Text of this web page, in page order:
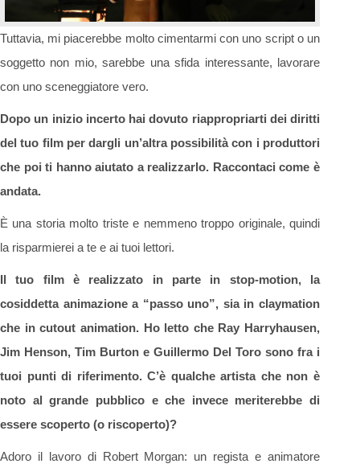
Tuttavia, mi piacerebbe molto cimentarmi con uno script o un
soggetto non mio, sarebbe una sfida interessante, lavorare
con uno sceneggiatore vero.
Dopo un inizio incerto hai dovuto riappropriarti dei diritti
del tuo film per dargli un’altra possibilità con i produttori
che poi ti hanno aiutato a realizzarlo. Raccontaci come è
andata.
È una storia molto triste e nemmeno troppo originale, quindi
la risparmierei a te e ai tuoi lettori.
Il tuo film è realizzato in parte in stop-motion, la
cosiddetta animazione a “passo uno”, sia in claymation
che in cutout animation. Ho letto che Ray Harryhausen,
Jim Henson, Tim Burton e Guillermo Del Toro sono fra i
tuoi punti di riferimento. C’è qualche artista che non è
noto al grande pubblico e che invece meriterebbe di
essere scoperto (o riscoperto)?
Adoro il lavoro di Robert Morgan: un regista e animatore